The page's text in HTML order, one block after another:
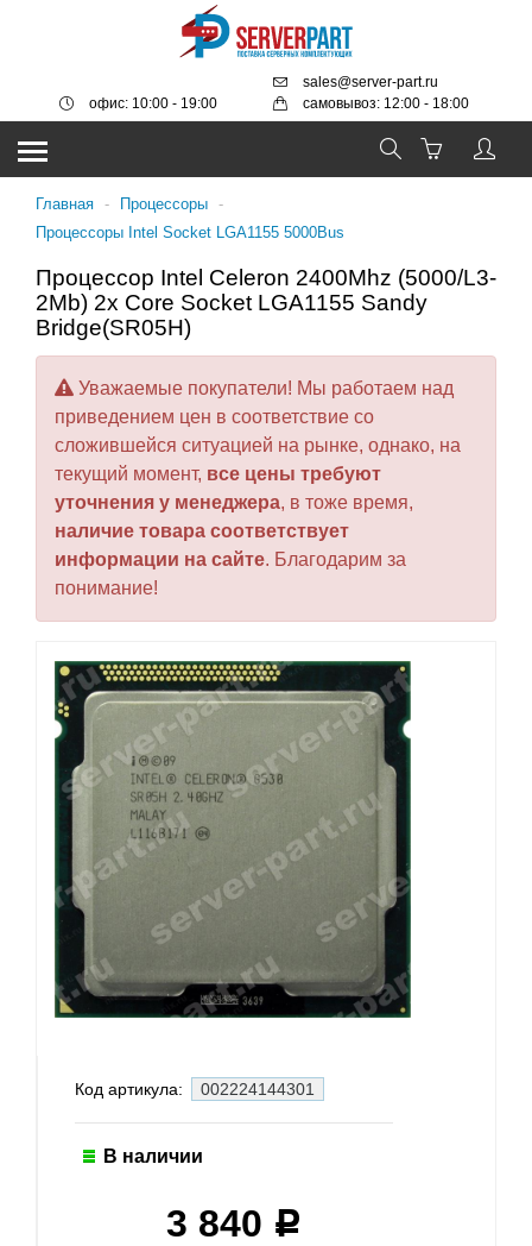
sales@server-part.ru
самовывоз: 12:00 - 18:00
офис: 10:00 - 19:00
Главная - Процессоры -
Процессоры Intel Socket LGA1155 5000Bus
Процессор Intel Celeron 2400Mhz (5000/L3-
2Mb) 2x Core Socket LGA1155 Sandy
Bridge(SR05H)
Уважаемые покупатели! Мы работаем над
приведением цен в соответствие со
сложившейся ситуацией на рынке, однако, на
текущий момент, все цены требуют
уточнения у менеджера, в тоже время,
наличие товара соответствует
информации на сайте. Благодарим за
понимание!
Код артикула: 002224144301
В наличии
3 840 Р